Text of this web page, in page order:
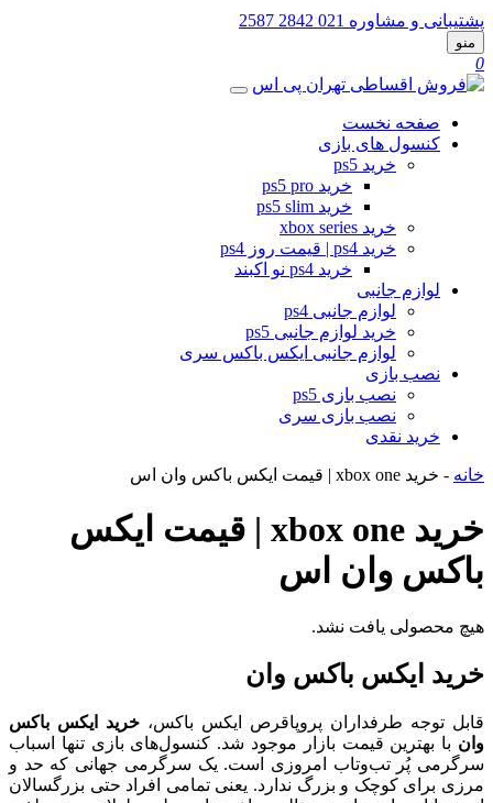
پشتیبانی و مشاوره 021 2842 2587
منو
0
صفحه نخست
کنسول های بازی
خرید ps5
خرید ps5 pro
خرید ps5 slim
خرید xbox series
خرید ps4 | قیمت روز ps4
خرید ps4 نو اکبند
لوازم جانبی
لوازم جانبی ps4
خرید لوازم جانبی ps5
لوازم جانبی ایکس باکس سری
نصب بازی
نصب بازی ps5
نصب بازی سری
خرید نقدی
خانه - خرید xbox one | قیمت ایکس باکس وان اس
خرید xbox one | قیمت ایکس
باکس وان اس
هیچ محصولی یافت نشد.
خرید ایکس باکس وان
قابل توجه طرفداران پروپاقرص ایکس باکس، خرید ایکس باکس
وان با بهترین قیمت بازار موجود شد. کنسول‌های بازی تنها اسباب
سرگرمی پُر تب‌و‌تاب امروزی است. یک سرگرمی جهانی که حد و
مرزی برای کوچک و بزرگ ندارد. یعنی تمامی افراد حتی بزرگسالان